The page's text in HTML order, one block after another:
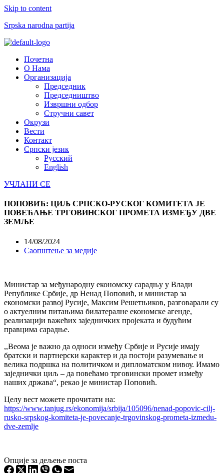
Skip to content
Srpska narodna partija
Menu
Почетна
О Нама
Организација
Председник
Председништво
Извршни одбор
Стручни савет
Окрузи
Вести
Контакт
Српски језик
Русский
English
УЧЛАНИ СЕ
ПОПОВИЋ: ЦИЉ СРПСКО-РУСКОГ КОМИТЕТА ЈЕ
ПОВЕЋАЊЕ ТРГОВИНСКОГ ПРОМЕТА ИЗМЕЂУ ДВЕ
ЗЕМЉЕ
14/08/2024
Саопштење за медије
Министар за међународну економску сарадњу у Влади
Републике Србије, др Ненад Поповић, и министар за
економски развој Русије, Максим Решетњиков, разговарали су
о актуелним питањима билатералне економске агенде,
реализацији важећих заједничких пројеката и будућим
правцима сарадње.
,,Веома је важно да односи између Србије и Русије имају
братски и партнерски карактер и да постоји разумевање и
велика подршка на политичком и дипломатском нивоу. Имамо
заједнички циљ – да повећамо трговински промет између
наших држава“, рекао је министар Поповић.
Целу вест можете прочитати на:
https://www.tanjug.rs/ekonomija/srbija/105096/nenad-popovic-cilj-
rusko-srpskog-komiteta-je-povecanje-trgovinskog-prometa-izmedu-
dve-zemlje
Опције за дељење поста